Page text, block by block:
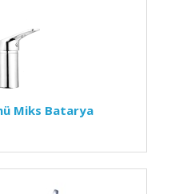
Miks Batarya